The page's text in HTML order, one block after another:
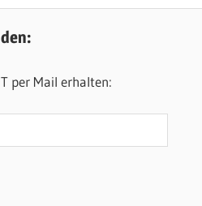
per Mail erhalten: